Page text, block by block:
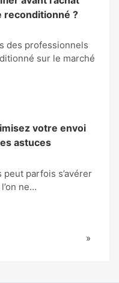
reconditionné ?
des professionnels
sur le marché
votre envoi
astuces
parfois s’avérer
ne…
Next
»